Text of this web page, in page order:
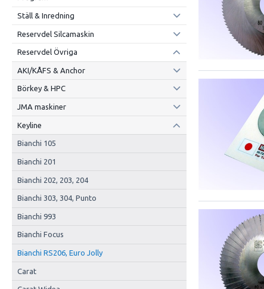
Ställ & Inredning
Reservdel Silcamaskin
Reservdel Övriga
AKI/KÅFS & Anchor
Börkey & HPC
JMA maskiner
Keyline
Bianchi 105
Bianchi 201
Bianchi 202, 203, 204
Bianchi 303, 304, Punto
Bianchi 993
Bianchi Focus
Bianchi RS206, Euro Jolly
Carat